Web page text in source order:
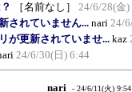
［名前なし］
24/6/28(金)
されていません...nari 24/
が更新されていませ...kaz
24/6/30(日) 6:44
nari - 24/6/11(火)